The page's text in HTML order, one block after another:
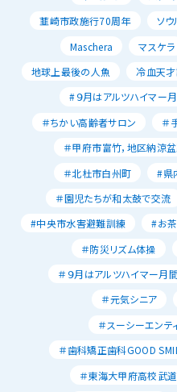
韮崎市政施行70周年
ソ
Maschera
マスケラ
地球上最後の人魚
冷血天
#９月はアルツハイマー
＃ちかい高齢者サロン
＃
＃甲府市富竹，地区納涼
＃北杜市白州町
#県
＃園児たちが和太鼓で交流
#中央市水害避難訓練
#お
＃防災リズム体操
＃９月はアルツハイマー月
＃元気シニア
＃スーシーエンテ
＃歯科矯正歯科GOOD
＃東海大甲府高校武